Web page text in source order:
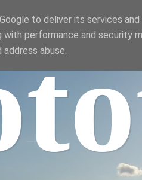
to deliver its services
with performance and security
abuse.